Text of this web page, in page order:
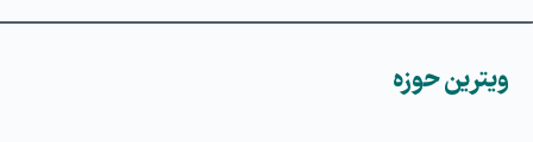
ویترین حوزه